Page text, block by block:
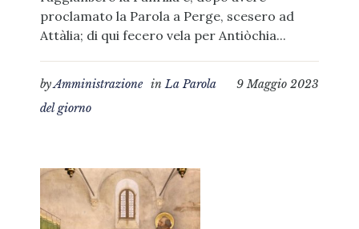
proclamato la Parola a Perge, scesero ad
Attàlia; di qui fecero vela per Antiòchia...
9 Maggio 2023
byAmministrazione inLa Parola
del giorno